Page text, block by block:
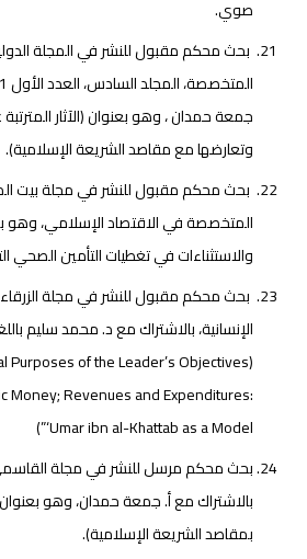
صوي.
بحث محكم مقبول للنشر في المجلة
جمعة حمدان ، وهو بعنوان (الآثار
وتعارضها مع مقاصد الشريعة الإسلامية).
بحث محكم مقبول للنشر في مجلة بيت
المتخصصة في الاقتصاد الإسلامي، وهو
والاستثناءات في تغطيات التأمين الصحي
بحث محكم مقبول للنشر في مجلة
الإنسانية، بالاشتراك مع د. محمد سليم
Purposes of the Leader’s Objectives
Money; Revenues and Expenditures:
‘Umar ibn al-Khattab as a Model”)
بحث محكم مرسل للنشر في مجلة القاسمي
بالاشتراك مع أ. جمعة حمدان، وهو
بمقاصد الشريعة الإسلامية).